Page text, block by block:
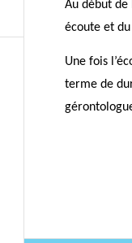
Au début de
écoute et
Une fois
terme de